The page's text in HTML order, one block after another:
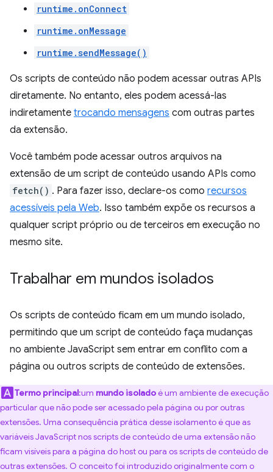
runtime.onConnect
runtime.onMessage
runtime.sendMessage()
Os scripts de conteúdo não podem acessar outras APIs
diretamente. No entanto, eles podem acessá-las
indiretamente trocando mensagens com outras partes
da extensão.
Você também pode acessar outros arquivos na
extensão de um script de conteúdo usando APIs como
fetch() . Para fazer isso, declare-os como recursos
acessíveis pela Web. Isso também expõe os recursos a
qualquer script próprio ou de terceiros em execução no
mesmo site.
Trabalhar em mundos isolados
Os scripts de conteúdo ficam em um mundo isolado,
permitindo que um script de conteúdo faça mudanças
no ambiente JavaScript sem entrar em conflito com a
página ou outros scripts de conteúdo de extensões.
Termo principal:um mundo isoladoé um ambiente de execução
particular que não pode ser acessado pela página ou por outras
extensões. Uma consequência prática desse isolamento é que as
variáveis JavaScript nos scripts de conteúdo de uma extensão não
ficam visíveis para a página do host ou para os scripts de conteúdo de
outras extensões. O conceito foi introduzido originalmente com o